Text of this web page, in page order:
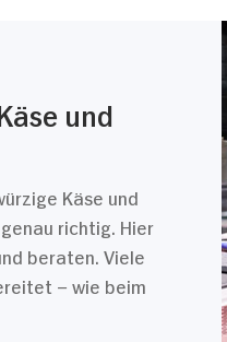
und
Käse und
richtig. Hier
beraten. Viele
– wie beim